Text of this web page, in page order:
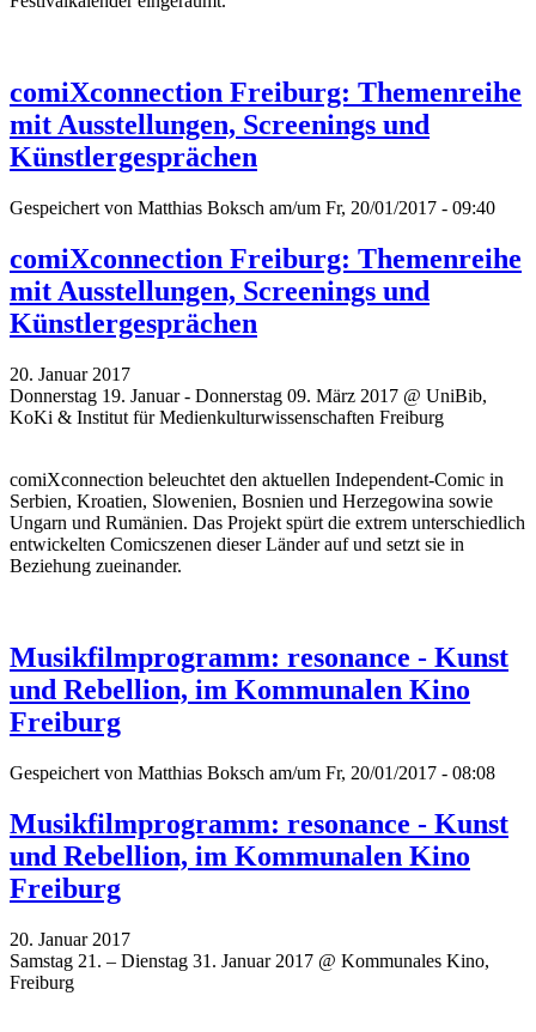
comiXconnection Freiburg: Themenreihe
mit Ausstellungen, Screenings und
Künstlergesprächen
Gespeichert von Matthias Boksch am/um Fr, 20/01/2017 - 09:40
comiXconnection Freiburg: Themenreihe
mit Ausstellungen, Screenings und
Künstlergesprächen
20. Januar 2017
Donnerstag 19. Januar - Donnerstag 09. März 2017 @ UniBib,
KoKi & Institut für Medienkulturwissenschaften Freiburg
comiXconnection beleuchtet den aktuellen Independent-Comic in
Serbien, Kroatien, Slowenien, Bosnien und Herzegowina sowie
Ungarn und Rumänien. Das Projekt spürt die extrem unterschiedlich
entwickelten Comicszenen dieser Länder auf und setzt sie in
Beziehung zueinander.
Musikfilmprogramm: resonance - Kunst
und Rebellion, im Kommunalen Kino
Freiburg
Gespeichert von Matthias Boksch am/um Fr, 20/01/2017 - 08:08
Musikfilmprogramm: resonance - Kunst
und Rebellion, im Kommunalen Kino
Freiburg
20. Januar 2017
Samstag 21. – Dienstag 31. Januar 2017 @ Kommunales Kino,
Freiburg